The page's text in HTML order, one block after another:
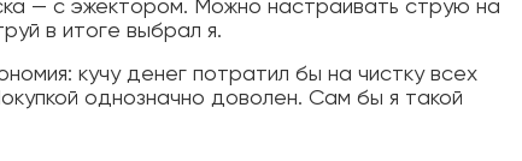
— с эжектором. Можно настраивать струю на
в итоге выбрал я.
кучу денег потратил бы на чистку всех
однозначно доволен. Сам бы я такой